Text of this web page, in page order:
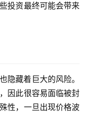
投资最终可能会带来
隐藏着巨大的风险。
因此很容易面临被封
性，一旦出现价格波